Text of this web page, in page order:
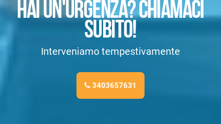
HAI UN'URGENZA? CHIAMACI
SUBITO!
Interveniamo tempestivamente
3403657631